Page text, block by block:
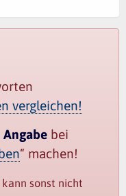
vergleichen!
bei
“ machen!
sonst nicht